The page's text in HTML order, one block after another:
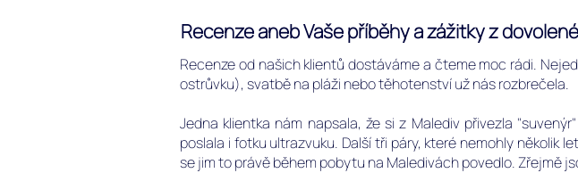
Recenze aneb Vaše příběhy a zážitky z
Recenze od našich klientů dostáváme a čteme moc rádi.
ostrůvku), svatbě na pláži nebo těhotenství už nás rozbrečela.
Jedna klientka nám napsala, že si z Malediv přivezla
poslala i fotku ultrazvuku. Další tři páry, které nemohly několik
se jim to právě během pobytu na Maledivách povedlo. Zřejmě